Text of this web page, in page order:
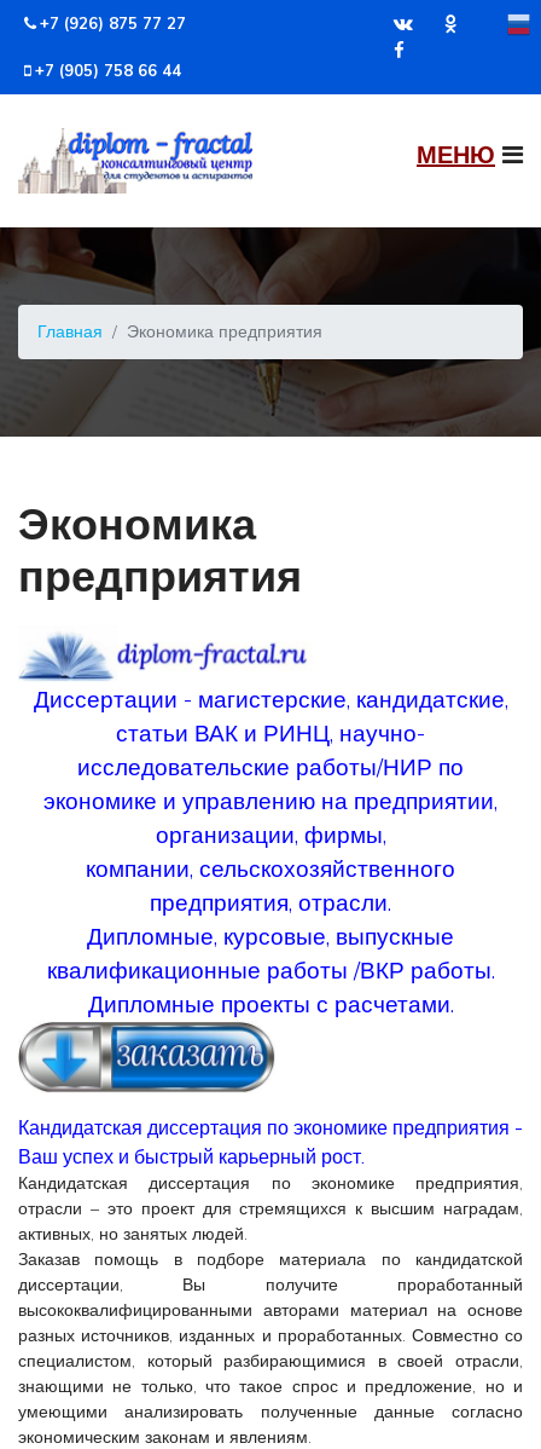
+7 (926) 875 77 27
+7 (905) 758 66 44
Главная Экономика предприятия
Экономика
предприятия
Диссертации - магистерские, кандидатские,
статьи ВАК и РИНЦ, научно-
исследовательские работы/НИР по
экономике и управлению на предприятии,
организации, фирмы,
компании, сельскохозяйственного
предприятия, отрасли.
Дипломные, курсовые, выпускные
квалификационные работы /ВКР работы.
Дипломные проекты с расчетами.
Кандидатская диссертация по экономике предприятия -
Ваш успех и быстрый карьерный рост.
Кандидатская диссертация по экономике предприятия,
отрасли – это проект для стремящихся к высшим наградам,
активных, но занятых людей.
Заказав помощь в подборе материала по кандидатской
диссертации, Вы получите проработанный
высококвалифицированными авторами материал на основе
разных источников, изданных и проработанных. Совместно со
специалистом, который разбирающимися в своей отрасли,
знающими не только, что такое спрос и предложение, но и
умеющими анализировать полученные данные согласно
экономическим законам и явлениям.